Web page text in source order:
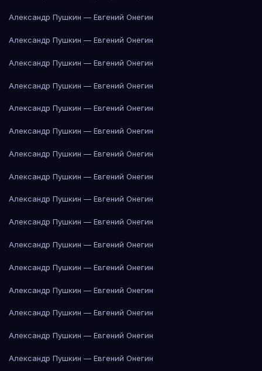
Александр Пушкин — Евгений Онегин
Александр Пушкин — Евгений Онегин
Александр Пушкин — Евгений Онегин
Александр Пушкин — Евгений Онегин
Александр Пушкин — Евгений Онегин
Александр Пушкин — Евгений Онегин
Александр Пушкин — Евгений Онегин
Александр Пушкин — Евгений Онегин
Александр Пушкин — Евгений Онегин
Александр Пушкин — Евгений Онегин
Александр Пушкин — Евгений Онегин
Александр Пушкин — Евгений Онегин
Александр Пушкин — Евгений Онегин
Александр Пушкин — Евгений Онегин
Александр Пушкин — Евгений Онегин
Александр Пушкин — Евгений Онегин